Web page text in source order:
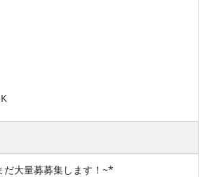
大量募募集します！~*